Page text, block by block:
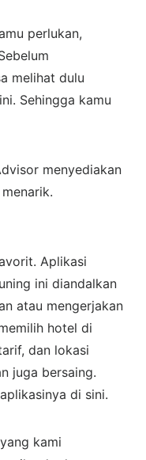
perlukan,
melihat dulu
Sehingga kamu
menyediakan
Aplikasi
ini diandalkan
atau mengerjakan
hotel di
dan lokasi
juga bersaing.
di sini.
yang kami